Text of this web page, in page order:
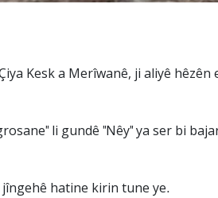
Kesk a Merîwanê, ji aliyê hêzên
li gundê "Nêy" ya ser bi
hatine kirin tune ye.